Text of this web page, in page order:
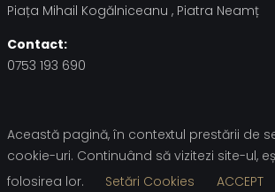
Piața Mihail Kogălniceanu , Piatra Neamț
Contact:
0753 193 690
Această pagină, în contextul prestării de
cookie-uri. Continuând să vizitezi site-ul,
folosirea lor.
Setări Cookies ACCEPT